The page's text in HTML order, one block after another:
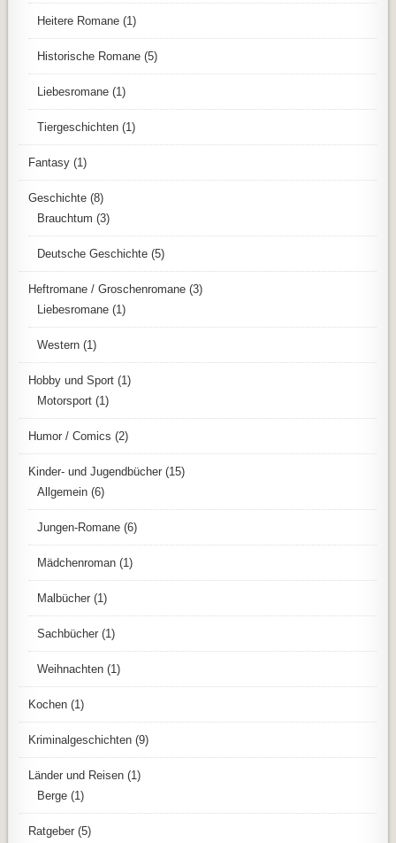
Heitere Romane (1)
Historische Romane (5)
Liebesromane (1)
Tiergeschichten (1)
Fantasy (1)
Geschichte (8)
Brauchtum (3)
Deutsche Geschichte (5)
Heftromane / Groschenromane (3)
Liebesromane (1)
Western (1)
Hobby und Sport (1)
Motorsport (1)
Humor / Comics (2)
Kinder- und Jugendbücher (15)
Allgemein (6)
Jungen-Romane (6)
Mädchenroman (1)
Malbücher (1)
Sachbücher (1)
Weihnachten (1)
Kochen (1)
Kriminalgeschichten (9)
Länder und Reisen (1)
Berge (1)
Ratgeber (5)